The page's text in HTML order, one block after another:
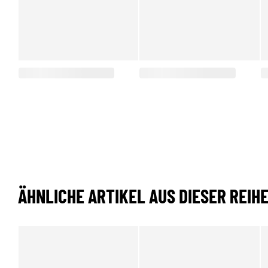
ÄHNLICHE ARTIKEL AUS DIESER REIHE